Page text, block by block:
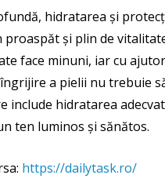
hidratarea și
proaspăt și plin de
face minuni, iar cu
a pielii nu trebuie
include hidratarea
ten luminos și sănătos.
https://dailytask.ro/